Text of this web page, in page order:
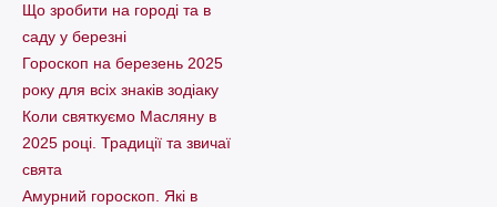
Що зробити на городі та в
саду у березні
Гороскоп на березень 2025
року для всіх знаків зодіаку
Коли святкуємо Масляну в
2025 році. Традиції та звичаї
свята
Амурний гороскоп. Які в